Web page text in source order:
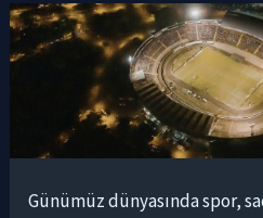
Günümüz dünyasında spor,